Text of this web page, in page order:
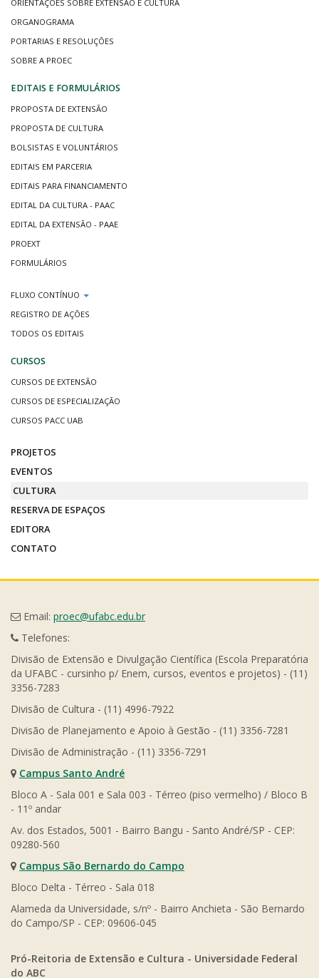
ORIENTAÇÕES SOBRE EXTENSÃO E CULTURA
ORGANOGRAMA
PORTARIAS E RESOLUÇÕES
SOBRE A PROEC
EDITAIS E FORMULÁRIOS
PROPOSTA DE EXTENSÃO
PROPOSTA DE CULTURA
BOLSISTAS E VOLUNTÁRIOS
EDITAIS EM PARCERIA
EDITAIS PARA FINANCIAMENTO
EDITAL DA CULTURA - PAAC
EDITAL DA EXTENSÃO - PAAE
PROEXT
FORMULÁRIOS
FLUXO CONTÍNUO
REGISTRO DE AÇÕES
TODOS OS EDITAIS
CURSOS
CURSOS DE EXTENSÃO
CURSOS DE ESPECIALIZAÇÃO
CURSOS PACC UAB
PROJETOS
EVENTOS
CULTURA
RESERVA DE ESPAÇOS
EDITORA
CONTATO
Email: proec@ufabc.edu.br
Telefones:
Divisão de Extensão e Divulgação Científica (Escola Preparatória
da UFABC - cursinho p/ Enem, cursos, eventos e projetos) - (11)
3356-7283
Divisão de Cultura - (11) 4996-7922
Divisão de Planejamento e Apoio à Gestão - (11) 3356-7281
Divisão de Administração - (11) 3356-7291
Campus Santo André
Bloco A - Sala 001 e Sala 003 - Térreo (piso vermelho) / Bloco B
- 11º andar
Av. dos Estados, 5001 - Bairro Bangu - Santo André/SP - CEP:
09280-560
Campus São Bernardo do Campo
Bloco Delta - Térreo - Sala 018
Alameda da Universidade, s/nº - Bairro Anchieta - São Bernardo
do Campo/SP - CEP: 09606-045
Pró-Reitoria de Extensão e Cultura - Universidade Federal
do ABC